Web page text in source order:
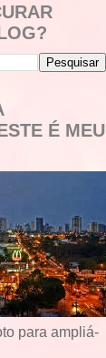
É MEU
para ampliá-